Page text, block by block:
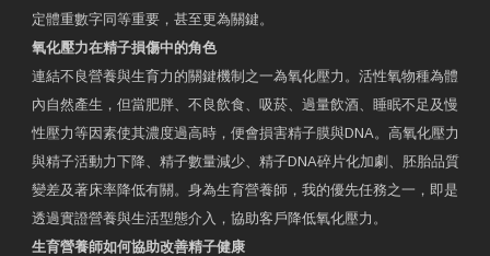
定體重數字同等重要，甚至更為關鍵。
氧化壓力在精子損傷中的角色
連結不良營養與生育力的關鍵機制之一為氧化壓力。活性氧物種為體
內自然產生，但當肥胖、不良飲食、吸菸、過量飲酒、睡眠不足及慢
性壓力等因素使其濃度過高時，便會損害精子膜與DNA。高氧化壓力
與精子活動力下降、精子數量減少、精子DNA碎片化加劇、胚胎品質
變差及著床率降低有關。身為生育營養師，我的優先任務之一，即是
透過實證營養與生活型態介入，協助客戶降低氧化壓力。
生育營養師如何協助改善精子健康